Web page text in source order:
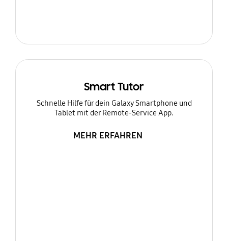
Smart Tutor
Schnelle Hilfe für dein Galaxy Smartphone und
Tablet mit der Remote-Service App.
MEHR ERFAHREN